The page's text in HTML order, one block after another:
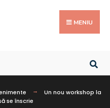
MENIU
Un nou workshop la
se înscrie